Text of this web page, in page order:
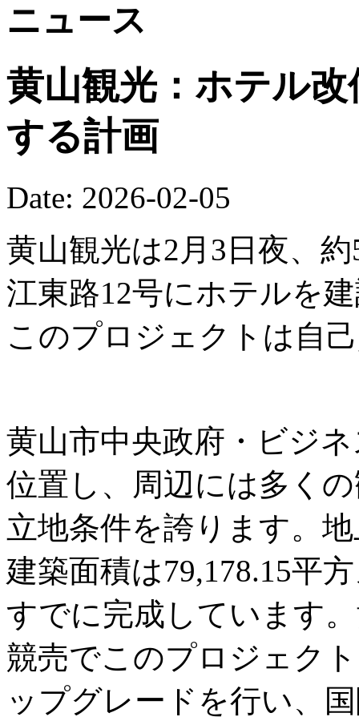
ニュース
黄山観光：ホテル
する計画
Date: 2026-02-05
黄山観光は2月3日夜、
江東路12号にホテルを
このプロジェクトは自
黄山市中央政府・ビジ
位置し、周辺には多く
立地条件を誇ります。
建築面積は79,178.15平
すでに完成しています
競売でこのプロジェク
ップグレードを行い、